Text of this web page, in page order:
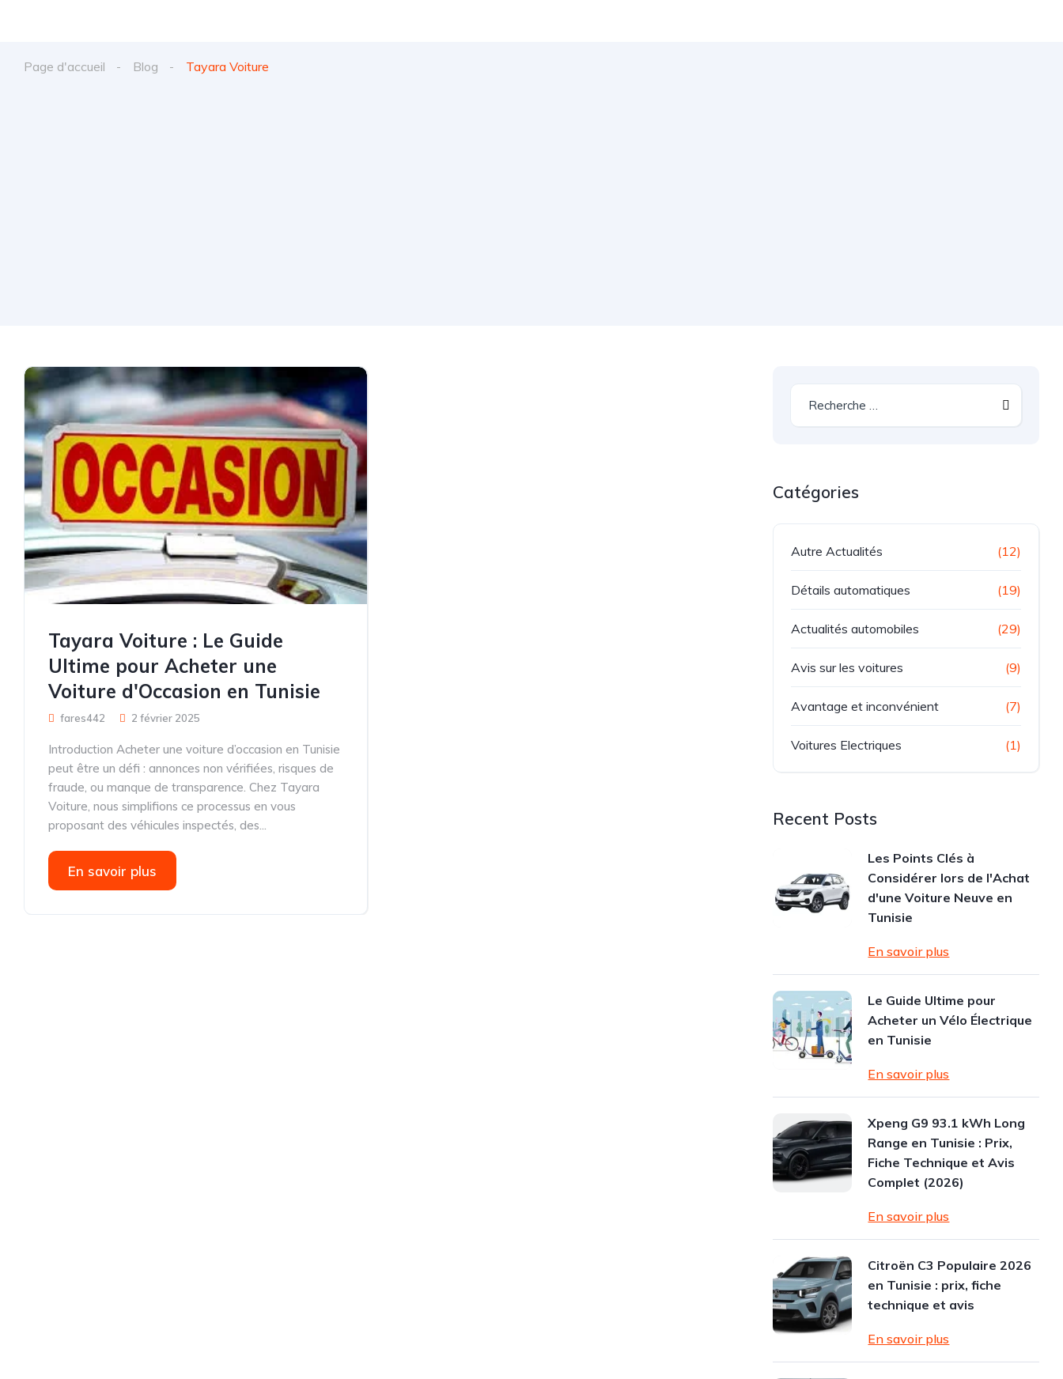
Page d'accueil Blog Tayara Voiture
Tayara Voiture : Le Guide
Ultime pour Acheter une
Voiture d'Occasion en Tunisie
fares442 2 février 2025
Introduction Acheter une voiture d’occasion en Tunisie
peut être un défi : annonces non vérifiées, risques de
fraude, ou manque de transparence. Chez Tayara
Voiture, nous simplifions ce processus en vous
proposant des véhicules inspectés, des...
En savoir plus
Catégories
Autre Actualités (12)
Détails automatiques (19)
Actualités automobiles (29)
Avis sur les voitures (9)
Avantage et inconvénient (7)
Voitures Electriques (1)
Recent Posts
Les Points Clés à
Considérer lors de l'Achat
d'une Voiture Neuve en
Tunisie
En savoir plus
Le Guide Ultime pour
Acheter un Vélo Électrique
en Tunisie
En savoir plus
Xpeng G9 93.1 kWh Long
Range en Tunisie : Prix,
Fiche Technique et Avis
Complet (2026)
En savoir plus
Citroën C3 Populaire 2026
en Tunisie : prix, fiche
technique et avis
En savoir plus